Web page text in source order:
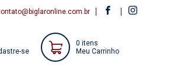
se
0 itens
Meu Carrinho